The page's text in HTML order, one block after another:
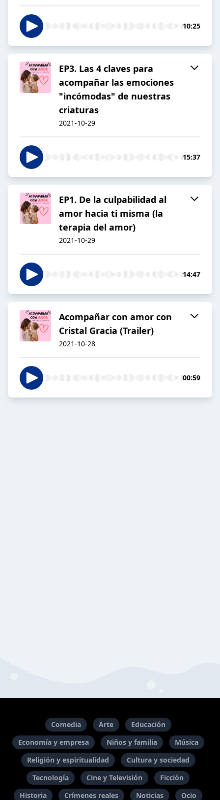
10:25
EP3. Las 4 claves para
acompañar las emociones
"incómodas" de nuestras
criaturas
2021-10-29
15:37
EP1. De la culpabilidad al
amor hacia ti misma (la
terapia del amor)
2021-10-29
14:47
Acompañar con amor con
Cristal Gracia (Trailer)
2021-10-28
00:59
Comedia Arte
Educación
Economía y empresa
Niños y familia
Música
Religión y espiritualidad
Cultura y sociedad
Tecnología
Cine y Televisión
Ficción
Historia
Crímenes reales Noticias Ocio